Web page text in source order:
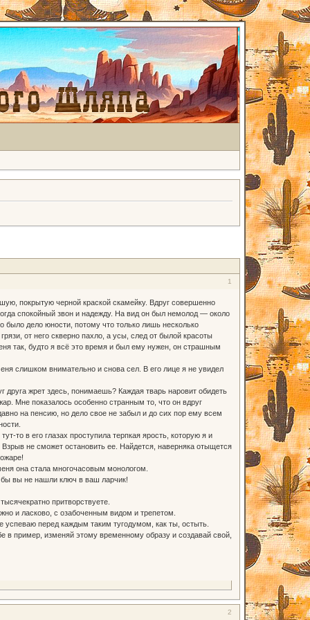
1
покрытую черной краской скамейку. Вдруг совершенно
спокойный звон и надежду. На вид он был немолод — около
было дело юности, потому что только лишь несколько
от него скверно пахло, а усы, след от былой красоты
так, будто я всё это время и был ему нужен, он страшным
слишком внимательно и снова сел. В его лице я не увидел
жрет здесь, понимаешь? Каждая тварь наровит обидеть
Мне показалось особенно странным то, что он вдруг
на пенсию, но дело свое не забыл и до сих пор ему всем
то в его глазах проступила терпкая ярость, которую я и
не сможет остановить ее. Найдется, наверняка отыщется
она стала многочасовым монологом.
вы не нашли ключ в ваш ларчик!
притворствуете.
и ласково, с озабоченным видом и трепетом.
перед каждым таким тугодумом, как ты, остыть.
в пример, изменяй этому временному образу и создавай свой,
2